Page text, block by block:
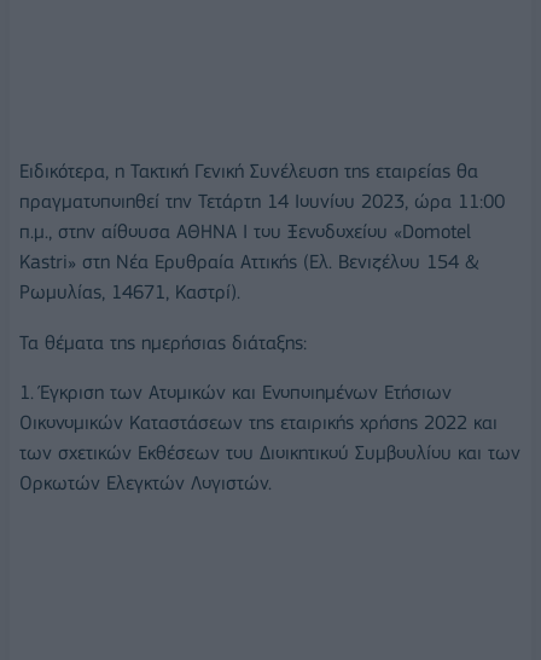
Ειδικότερα, η Τακτική Γενική Συνέλευση της εταιρείας θα
πραγματοποιηθεί την Τετάρτη 14 Ιουνίου 2023, ώρα 11:00
π.μ., στην αίθουσα ΑΘΗΝΑ Ι του Ξενοδοχείου «Domotel
Kastri» στη Νέα Ερυθραία Αττικής (Ελ. Βενιζέλου 154 &
Ρωμυλίας, 14671, Καστρί).
Τα θέματα της ημερήσιας διάταξης:
1. Έγκριση των Ατομικών και Ενοποιημένων Ετήσιων
Οικονομικών Καταστάσεων της εταιρικής χρήσης 2022 και
των σχετικών Εκθέσεων του Διοικητικού Συμβουλίου και των
Ορκωτών Ελεγκτών Λογιστών.